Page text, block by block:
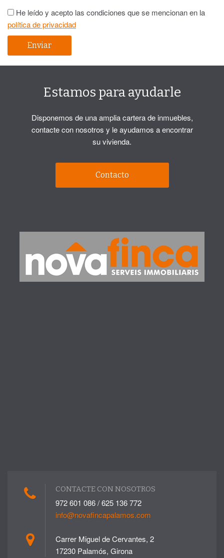
He leído y acepto las condiciones que se mencionan en la
política de privacidad
Estamos para ayudarle
Disponemos de una amplia cartera de inmuebles,
contacte con nosotros y le ayudamos a encontrar
su vivienda.
Contacto
CONTACTE CON NOSOTROS
972 601 086 / 625 136 772
info@novafincapalamos.com
Carrer Miguel de Cervantes, 2
17230 Palamós, Girona